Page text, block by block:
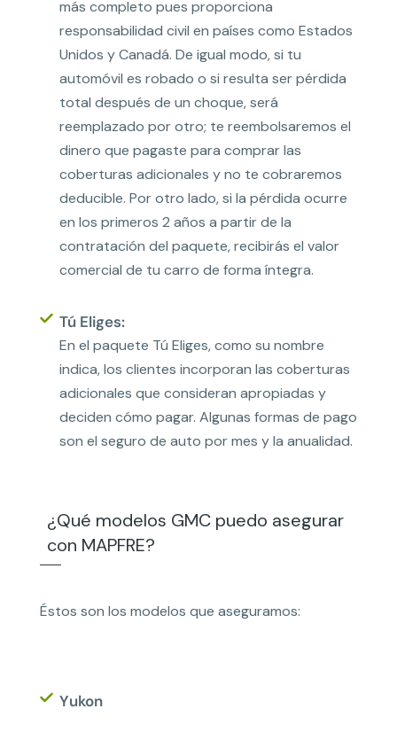
más completo pues proporciona
responsabilidad civil en países como Estados
Unidos y Canadá. De igual modo, si tu
automóvil es robado o si resulta ser pérdida
total después de un choque, será
reemplazado por otro; te reembolsaremos el
dinero que pagaste para comprar las
coberturas adicionales y no te cobraremos
deducible. Por otro lado, si la pérdida ocurre
en los primeros 2 años a partir de la
contratación del paquete, recibirás el valor
comercial de tu carro de forma íntegra.
Tú Eliges:
En el paquete Tú Eliges, como su nombre
indica, los clientes incorporan las coberturas
adicionales que consideran apropiadas y
deciden cómo pagar. Algunas formas de pago
son el seguro de auto por mes y la anualidad.
¿Qué modelos GMC puedo asegurar
con MAPFRE?
Éstos son los modelos que aseguramos:
Yukon